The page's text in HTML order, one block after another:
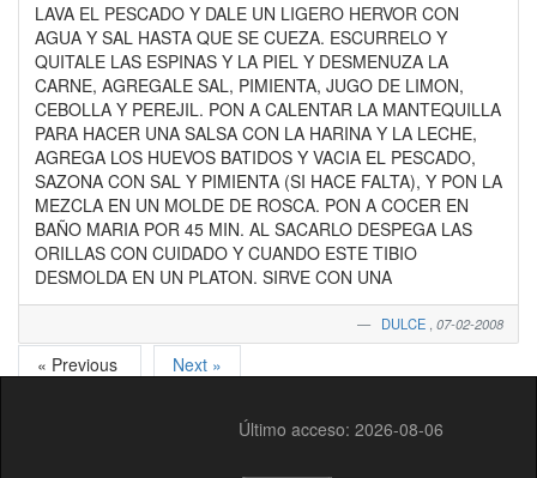
LAVA EL PESCADO Y DALE UN LIGERO HERVOR CON
AGUA Y SAL HASTA QUE SE CUEZA. ESCURRELO Y
QUITALE LAS ESPINAS Y LA PIEL Y DESMENUZA LA
CARNE, AGREGALE SAL, PIMIENTA, JUGO DE LIMON,
CEBOLLA Y PEREJIL. PON A CALENTAR LA MANTEQUILLA
PARA HACER UNA SALSA CON LA HARINA Y LA LECHE,
AGREGA LOS HUEVOS BATIDOS Y VACIA EL PESCADO,
SAZONA CON SAL Y PIMIENTA (SI HACE FALTA), Y PON LA
MEZCLA EN UN MOLDE DE ROSCA. PON A COCER EN
BAÑO MARIA POR 45 MIN. AL SACARLO DESPEGA LAS
ORILLAS CON CUIDADO Y CUANDO ESTE TIBIO
DESMOLDA EN UN PLATON. SIRVE CON UNA
DULCE 07-02-2008
« Previous Next »
Último acceso: 2026-08-06